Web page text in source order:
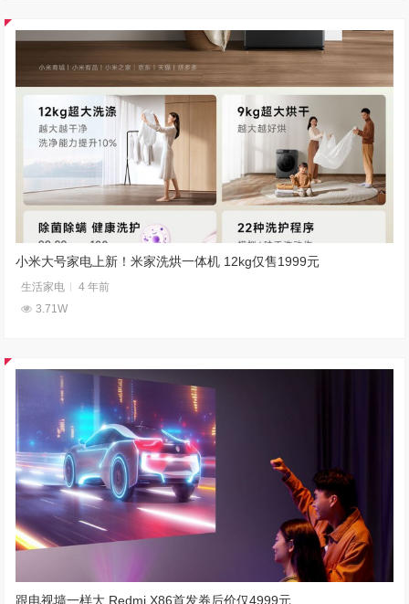
小米大号家电上新！米家洗烘一体机 12kg仅售1999元
生活家电
4 年前
3.71W
跟电视墙一样大 Redmi X86首发券后价仅4999元